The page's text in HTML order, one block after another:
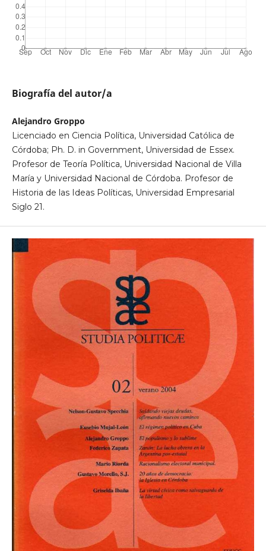
Biografía del autor/a
Alejandro Groppo
Licenciado en Ciencia Política, Universidad Católica de
Córdoba; Ph. D. in Government, Universidad de Essex.
Profesor de Teoría Política, Universidad Nacional de Villa
María y Universidad Nacional de Córdoba. Profesor de
Historia de las Ideas Políticas, Universidad Empresarial
Siglo 21.